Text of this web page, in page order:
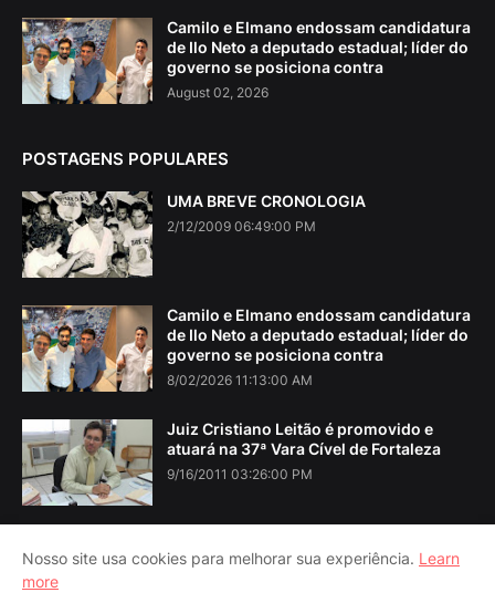
Camilo e Elmano endossam candidatura
de Ilo Neto a deputado estadual; líder do
governo se posiciona contra
August 02, 2026
POSTAGENS POPULARES
UMA BREVE CRONOLOGIA
2/12/2009 06:49:00 PM
Camilo e Elmano endossam candidatura
de Ilo Neto a deputado estadual; líder do
governo se posiciona contra
8/02/2026 11:13:00 AM
Juiz Cristiano Leitão é promovido e
atuará na 37ª Vara Cível de Fortaleza
9/16/2011 03:26:00 PM
Nosso site usa cookies para melhorar sua experiência. Learn
more